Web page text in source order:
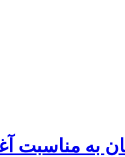
به مناسبت